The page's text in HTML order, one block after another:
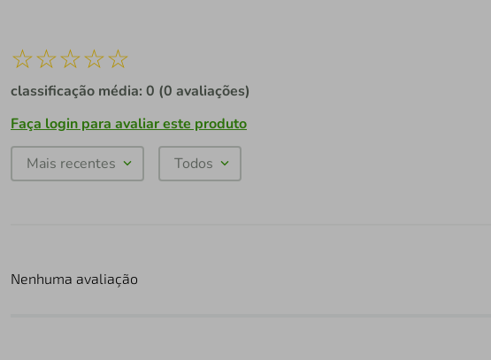
☆☆☆☆☆
classificação média: 0 (0 avaliações)
Faça login para avaliar este produto
Mais recentes Todos
Nenhuma avaliação